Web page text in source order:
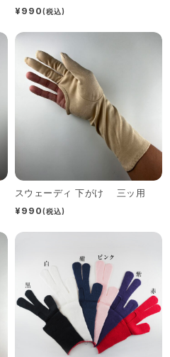
¥990(税込)
スウェーディ 下がけ 三ッ用
¥990(税込)